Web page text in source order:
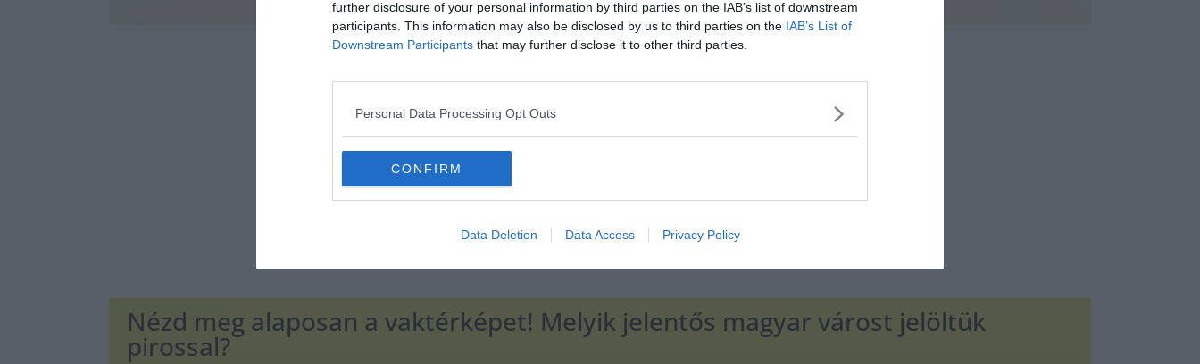
further disclosure of your personal information by third parties on the IAB’s list of downstream
participants. This information may also be disclosed by us to third parties on the IAB’s List of
Downstream Participants that may further disclose it to other third parties.
Personal Data Processing Opt Outs
CONFIRM
Data Deletion Data Access Privacy Policy
Hirdetés
Nézd meg alaposan a vaktérképet! Melyik jelentős magyar várost jelöltük
pirossal?